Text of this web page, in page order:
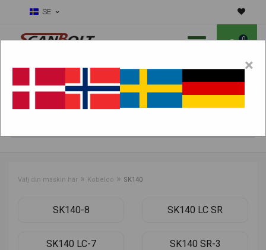
SE
0
Välj din maskin här » Kobelco » SK140
SK140-8 SK140 LC SR
SK140 LC-7 SK140 SR-3
×